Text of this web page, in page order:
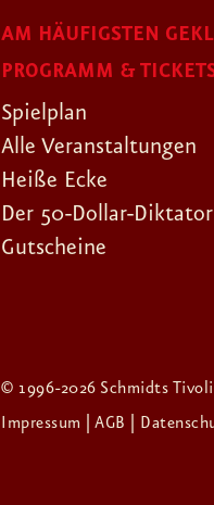
AM HÄUFIGSTEN
PROGRAMM &
Spielplan
Alle Veranstaltungen
Heiße Ecke
Der 50-Dollar-Diktator
Gutscheine
© 1996-2026 Schmidts
Impressum
| AGB |